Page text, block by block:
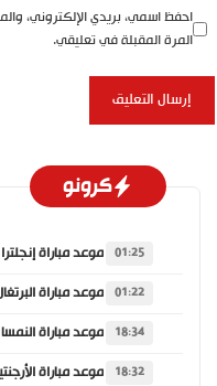
احفظ اسمي، بريدي الإلكتروني،
المرة المقبلة في تعليقي.
كرونو
01:25
01:22
18:34
18:32